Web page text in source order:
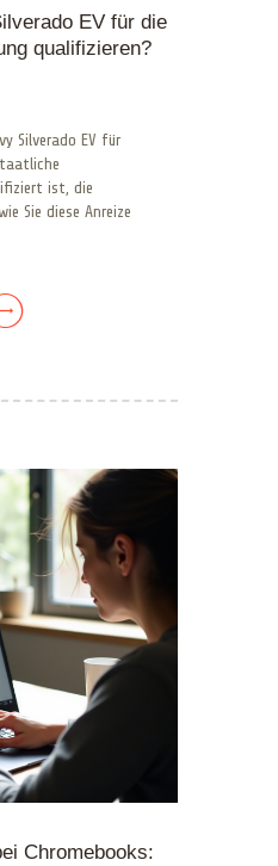
EV für die
qualifizieren?
Silverado EV für
ist, die
Sie diese Anreize
Chromebooks: